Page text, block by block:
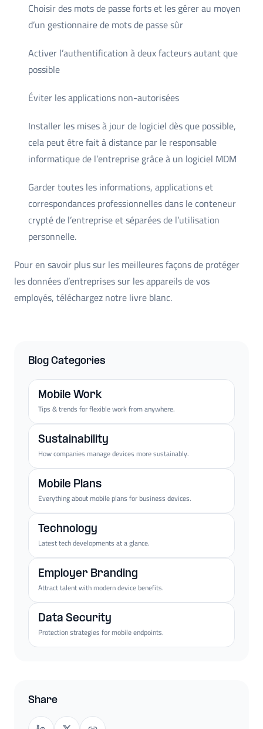
Choisir des mots de passe forts et les gérer au moyen
d’un gestionnaire de mots de passe sûr
Activer l’authentification à deux facteurs autant que
possible
Éviter les applications non-autorisées
Installer les mises à jour de logiciel dès que possible,
cela peut être fait à distance par le responsable
informatique de l’entreprise grâce à un logiciel MDM
Garder toutes les informations, applications et
correspondances professionnelles dans le conteneur
crypté de l’entreprise et séparées de l’utilisation
personnelle.
Pour en savoir plus sur les meilleures façons de protéger
les données d’entreprises sur les appareils de vos
employés, téléchargez notre livre blanc.
Blog Categories
Mobile Work
Tips & trends for flexible work from anywhere.
Sustainability
How companies manage devices more sustainably.
Mobile Plans
Everything about mobile plans for business devices.
Technology
Latest tech developments at a glance.
Employer Branding
Attract talent with modern device benefits.
Data Security
Protection strategies for mobile endpoints.
Share